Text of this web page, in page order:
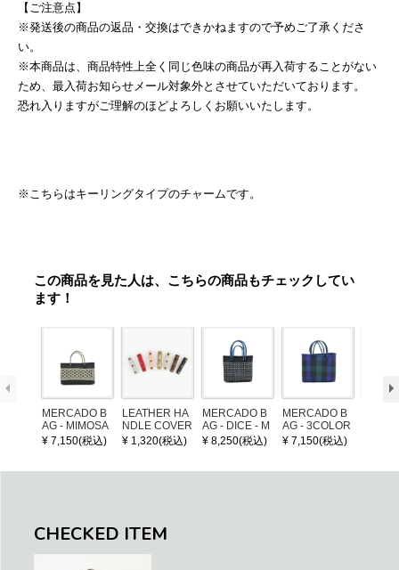
【ご注意点】
※発送後の商品の返品・交換はできかねますので予めご了承くださ
い。
※本商品は、商品特性上全く同じ色味の商品が再入荷することがない
ため、最入荷お知らせメール対象外とさせていただいております。
恐れ入りますがご理解のほどよろしくお願いいたします。
※こちらはキーリングタイプのチャームです。
この商品を見た人は、こちらの商品もチェックしてい
ます！
MERCADO B
AG - MIMOSA
- Black / Crea
m (SHORT X
¥ 7,150(税込)
LEATHER HA
NDLE COVER
¥ 1,320(税込)
MERCADO B
AG - DICE - M
OSAIC - Black
/ Cream / Meta
¥ 8,250(税込)
MERCADO B
AG - 3COLOR
S CHECK - Bl
ack / Dark Gre
¥ 7,150(税込)
CHECKED ITEM